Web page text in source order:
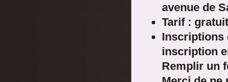
avenue de
Tarif : gratuit
Inscriptions
inscription
Remplir un